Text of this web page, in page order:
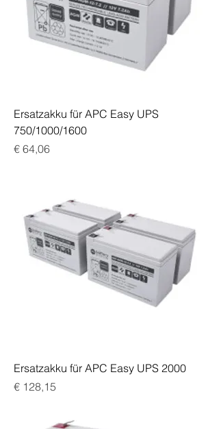
Ersatzakku für APC Easy UPS
750/1000/1600
Preis
€ 64,06
Ersatzakku für APC Easy UPS 2000
Preis
€ 128,15